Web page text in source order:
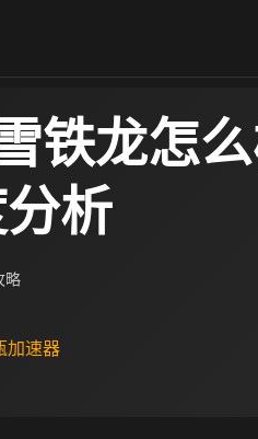
铁龙怎
析
略
加速器